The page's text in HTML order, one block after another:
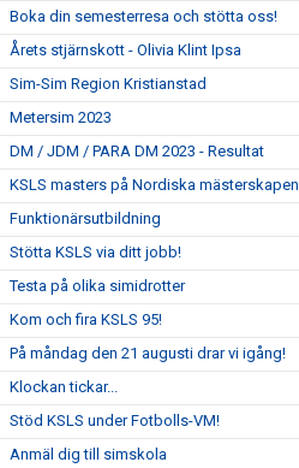
Boka din semesterresa och stötta oss!
Årets stjärnskott - Olivia Klint Ipsa
Sim-Sim Region Kristianstad
Metersim 2023
DM / JDM / PARA DM 2023 - Resultat
KSLS masters på Nordiska mästerskapen
Funktionärsutbildning
Stötta KSLS via ditt jobb!
Testa på olika simidrotter
Kom och fira KSLS 95!
På måndag den 21 augusti drar vi igång!
Klockan tickar...
Stöd KSLS under Fotbolls-VM!
Anmäl dig till simskola